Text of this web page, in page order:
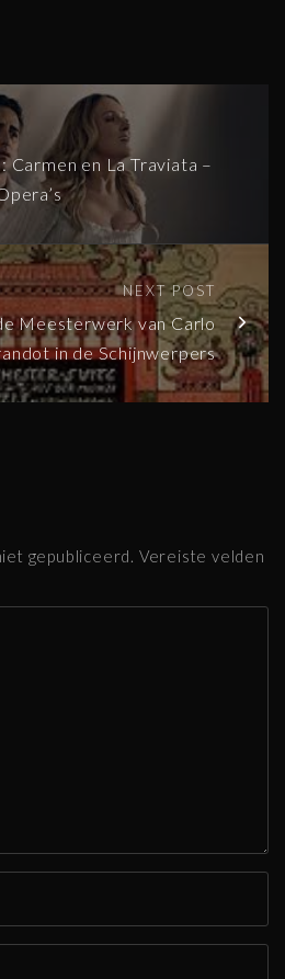
Carmen en La Traviata –
NEXT POST
Meesterwerk van Carlo
in de Schijnwerpers
gepubliceerd. Vereiste velden